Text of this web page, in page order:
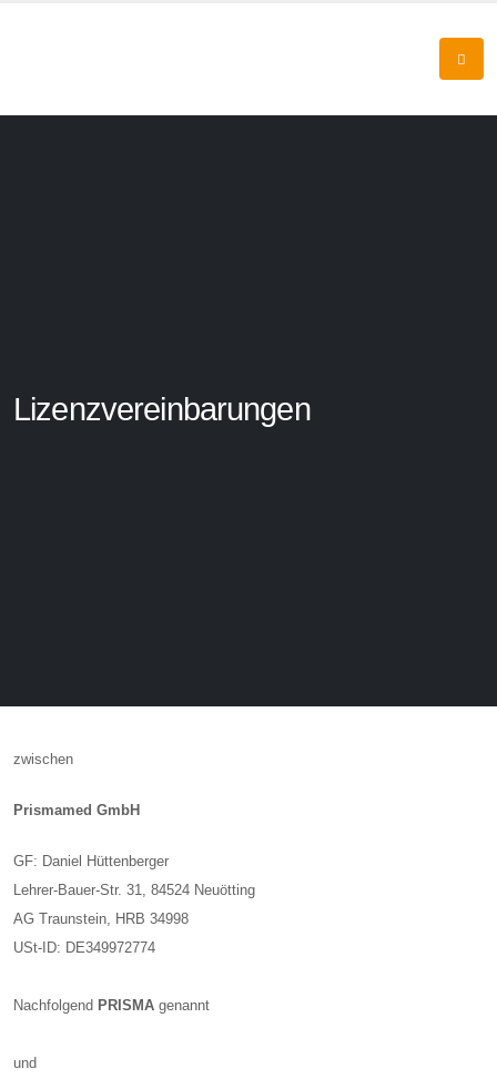
Lizenzvereinbarungen
zwischen
​Prismamed GmbH
GF: Daniel Hüttenberger
Lehrer-Bauer-Str. 31, 84524 Neuötting
AG Traunstein, HRB 34998
USt-ID: DE349972774
Nachfolgend PRISMA genannt
und​